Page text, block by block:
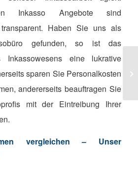
Inkasso Angebote sind
Haben Sie uns als
gefunden, so ist das
Inkassowesens eine lukrative
sparen Sie Personalkosten
andererseits beauftragen Sie
mit der Eintreibung Ihrer
vergleichen – Unser
zur
nicht